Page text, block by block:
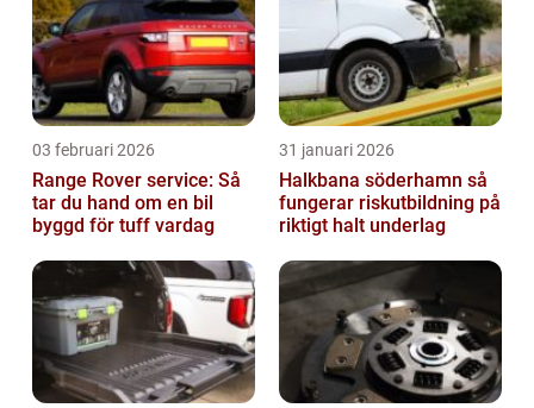
03 februari 2026
Range Rover service: Så
tar du hand om en bil
byggd för tuff vardag
31 januari 2026
Halkbana söderhamn så
fungerar riskutbildning på
riktigt halt underlag